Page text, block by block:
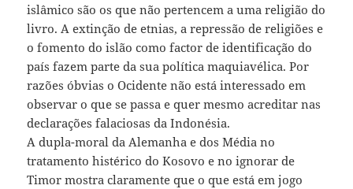
islâmico são os que não pertencem a uma religião do
livro. A extinção de etnias, a repressão de religiões e
o fomento do islão como factor de identificação do
país fazem parte da sua política maquiavélica. Por
razões óbvias o Ocidente não está interessado em
observar o que se passa e quer mesmo acreditar nas
declarações falaciosas da Indonésia.
A dupla-moral da Alemanha e dos Média no
tratamento histérico do Kosovo e no ignorar de
Timor mostra claramente que o que está em jogo